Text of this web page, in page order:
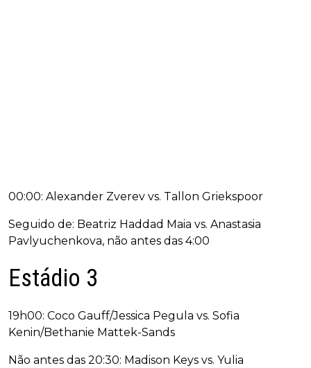
00:00: Alexander Zverev vs. Tallon Griekspoor
Seguido de: Beatriz Haddad Maia vs. Anastasia
Pavlyuchenkova, não antes das 4:00
Estádio 3
19h00: Coco Gauff/Jessica Pegula vs. Sofia
Kenin/Bethanie Mattek-Sands
Não antes das 20:30: Madison Keys vs. Yulia